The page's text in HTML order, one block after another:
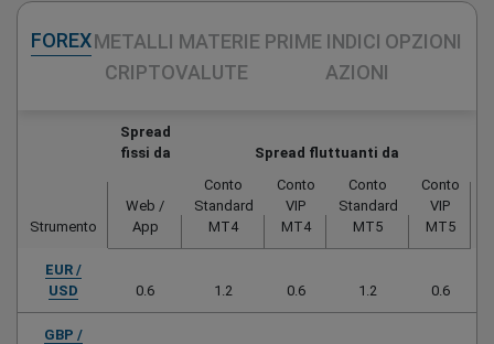
FOREXMETALLI MATERIE PRIME INDICI OPZIONI
CRIPTOVALUTE
AZIONI
Strumento
Spread
fissi da
Spread fluttuanti da
Web /
App
Conto
Standard
MT4
Conto
VIP
MT4
Conto
Standard
MT5
Conto
VIP
MT5
EUR /
USD
0.6 1.2 0.6 1.2 0.6
GBP /